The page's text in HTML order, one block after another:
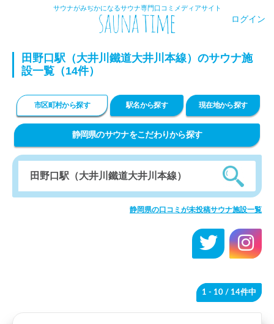
サウナがみぢかになるサウナ専門口コミメディアサイト
ログイン
田野口駅（大井川鐵道大井川本線）のサウナ施
設一覧（14件）
市区町村から探す 駅名から探す 現在地から探す
静岡県のサウナをこだわりから探す
静岡県の口コミが未投稿サウナ施設一覧
1 - 10 / 14件中